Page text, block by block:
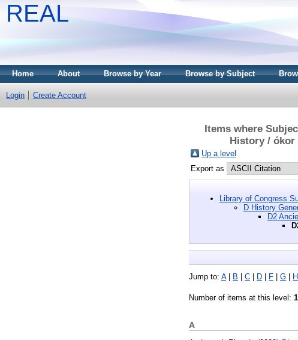
REAL
Home About Browse by Year Browse by Subject
Login Create Account
Items where
History / ókor
Up a level
Export as
Library of Congress
D History
D2
Jump to: A| B C D F G H
Number of items at this level:
A